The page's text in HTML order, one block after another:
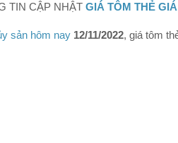
TIN CẬP NHẬT GIÁ TÔM THẺ
sản hôm nay 12/11/2022, giá tôm